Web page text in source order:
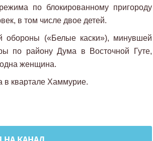
по блокированному пригороду
в том числе двое детей.
обороны («Белые каски»), минувшей
по району Дума в Восточной Гуте,
одна женщина.
в квартале Хаммурие.